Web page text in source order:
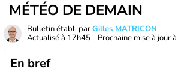
MÉTÉO DE DEMAIN
Bulletin établi parGilles MATRICON
Actualisé à 17h45 - Prochaine mise à jour à
En bref